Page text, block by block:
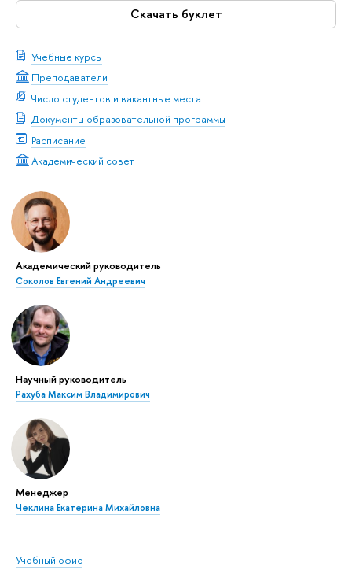
Скачать буклет
Учебные курсы
Преподаватели
Число студентов и вакантные места
Документы образовательной программы
Расписание
Академический совет
Академический руководитель
Соколов Евгений Андреевич
Научный руководитель
Рахуба Максим Владимирович
Менеджер
Чеклина Екатерина Михайловна
Учебный офис